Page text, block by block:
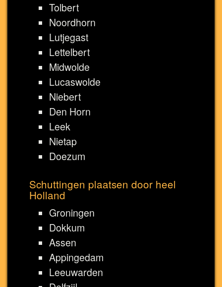
Tolbert
Noordhorn
Lutjegast
Lettelbert
Midwolde
Lucaswolde
Niebert
Den Horn
Leek
Nietap
Doezum
Schuttingen plaatsen door heel
Holland
Groningen
Dokkum
Assen
Appingedam
Leeuwarden